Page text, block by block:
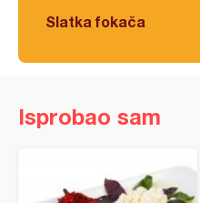
Slatka fokača
Isprobao sam